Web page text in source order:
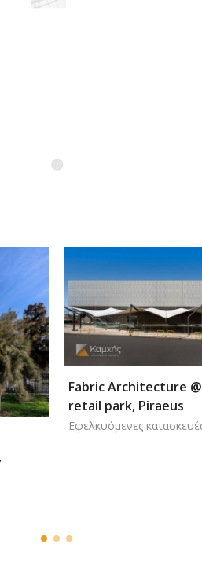
Fabric Architecture @ Ten Brinke
retail park, Piraeus
Εφελκυόμενες κατασκευές